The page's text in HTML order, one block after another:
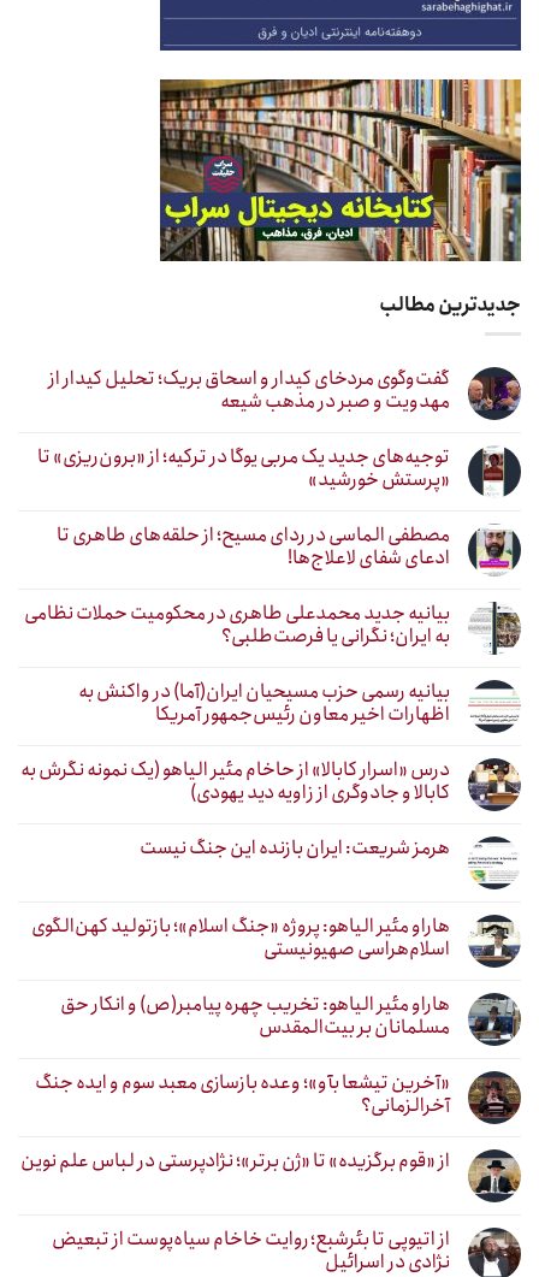
جدیدترین مطالب
گفت‌وگوی مردخای کیدار و اسحاق بریک؛ تحلیل کیدار از
مهدویت و صبر در مذهب شیعه
توجیه‌های جدید یک مربی یوگا در ترکیه؛ از «برون‌ریزی» تا
«پرستش خورشید»
مصطفی الماسی در ردای مسیح؛ از حلقه‌های طاهری تا
ادعای شفای لاعلاج‌ها!
بیانیه جدید محمدعلی طاهری در محکومیت حملات نظامی
به ایران؛ نگرانی یا فرصت‌طلبی؟
بیانیه رسمی حزب مسیحیان ایران(آما) در واکنش به
اظهارات اخیر معاون رئیس‌جمهور آمریکا
درس «اسرار کابالا» از حاخام مئیر الیاهو (یک نمونه نگرش به
کابالا و جادوگری از زاویه دید یهودی)
هرمز شریعت: ایران بازنده این جنگ نیست
هاراو مئیر الیاهو: پروژه «جنگ اسلام»؛ بازتولید کهن‌الگوی
اسلام‌هراسی صهیونیستی
هاراو مئیر الیاهو: تخریب چهره پیامبر(ص) و انکار حق
مسلمانان بر بیت‌المقدس
«آخرین تیشعا بآو»؛ وعده بازسازی معبد سوم و ایده جنگ
آخرالزمانی؟
از «قوم برگزیده» تا «ژن برتر»؛ نژادپرستی در لباس علم نوین
از اتیوپی تا بئرشبع؛ روایت خاخام سیاه‌پوست از تبعیض
نژادی در اسرائیل